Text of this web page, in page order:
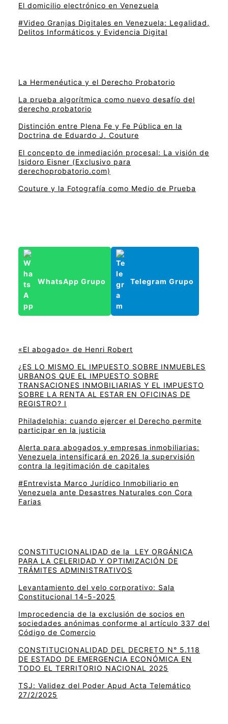
El domicilio electrónico en Venezuela
#Video Granjas Digitales en Venezuela: Legalidad,
Delitos Informáticos y Evidencia Digital
La Hermenéutica y el Derecho Probatorio
La prueba algorítmica como nuevo desafío del
derecho probatorio
Distinción entre Plena Fe y Fe Pública en la
Doctrina de Eduardo J. Couture
El concepto de inmediación procesal: La visión de
Isidoro Eisner (Exclusivo para
derechoprobatorio.com)
Couture y la Fotografía como Medio de Prueba
WhatsApp Grupo Telegram Grupo
«El abogado» de Henri Robert
¿ES LO MISMO EL IMPUESTO SOBRE INMUEBLES
URBANOS QUE EL IMPUESTO SOBRE
TRANSACIONES INMOBILIARIAS Y EL IMPUESTO
SOBRE LA RENTA AL ESTAR EN OFICINAS DE
REGISTRO? I
Philadelphia: cuando ejercer el Derecho permite
participar en la justicia
Alerta para abogados y empresas inmobiliarias:
Venezuela intensificará en 2026 la supervisión
contra la legitimación de capitales
#Entrevista Marco Jurídico Inmobiliario en
Venezuela ante Desastres Naturales con Cora
Farias
CONSTITUCIONALIDAD de la LEY ORGÁNICA
PARA LA CELERIDAD Y OPTIMIZACIÓN DE
TRÁMITES ADMINISTRATIVOS
Levantamiento del velo corporativo: Sala
Constitucional 14-5-2025
Improcedencia de la exclusión de socios en
sociedades anónimas conforme al artículo 337 del
Código de Comercio
CONSTITUCIONALIDAD DEL DECRETO N° 5.118
DE ESTADO DE EMERGENCIA ECONÓMICA EN
TODO EL TERRITORIO NACIONAL 2025
TSJ: Validez del Poder Apud Acta Telemático
27/2/2025